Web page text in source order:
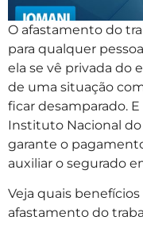
O afastamento do
para qualquer
ela se vê privada do
de uma situação
ficar desamparado.
Instituto Nacional do
garante o
auxiliar o segurado
Veja quais
afastamento do